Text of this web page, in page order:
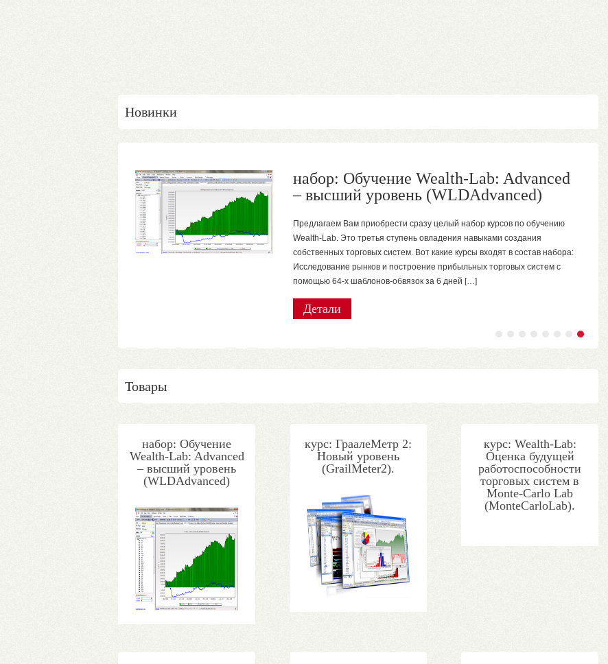
Новинки
Детали
курс: ГраалеМетр 2: Новый уровень
(GrailMeter2).
На курсе "Граалеметр 2: Новый уровень" мы с вами не только сделаем
законченное решение по измерению эффективности торговых систем,
но и выдадим вам более 50-и трейдерских "фишек", которые поднимут
вас на новый уровень понимания торговых систем. Показатели
эффективности Мы стартуем […]
Детали
Детали
Детали
Товары
набор: Обучение
Wealth-Lab: Advanced
– высший уровень
(WLDAdvanced)
курс: ГраалеМетр 2:
Новый уровень
(GrailMeter2).
курс: Wealth-Lab:
Оценка будущей
работоспособности
торговых систем в
Monte-Carlo Lab
(MonteCarloLab).